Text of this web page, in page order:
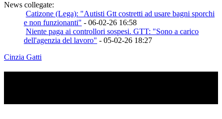
News collegate:
Catizone (Lega): "Autisti Gtt costretti ad usare bagni sporchi
e non funzionanti" - 06-02-26 16:58
Niente paga ai controllori sospesi. GTT: "Sono a carico
dell'agenzia del lavoro" - 05-02-26 18:27
Cinzia Gatti